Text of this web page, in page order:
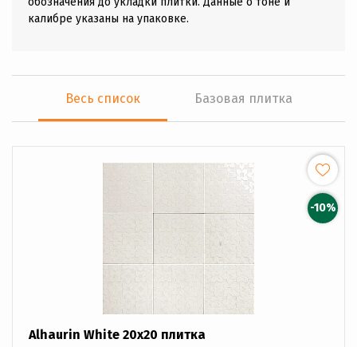
калибре указаны на упаковке.
Весь список Базовая плитка
-10%
Alhaurin White 20x20 плитка